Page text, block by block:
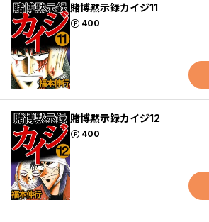
賭博黙示録カイジ11
400
ポイント
賭博黙示録カイジ12
400
ポイント